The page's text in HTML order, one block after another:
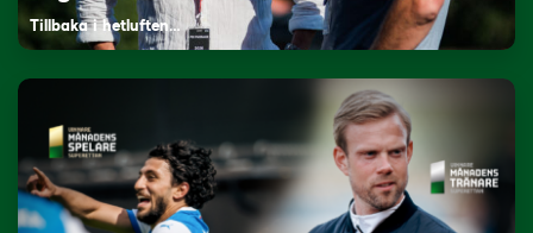
Tillbaka i hetluften…